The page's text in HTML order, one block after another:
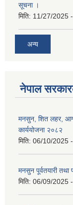
सूचना ।
मिति: 11/27/2025
अन्य
नेपाल
मनसुन, शित लहर,
कार्ययोजना २०८२
मिति: 06/10/2025
मनसुन पूर्वतयारी तथा
मिति: 06/09/2025